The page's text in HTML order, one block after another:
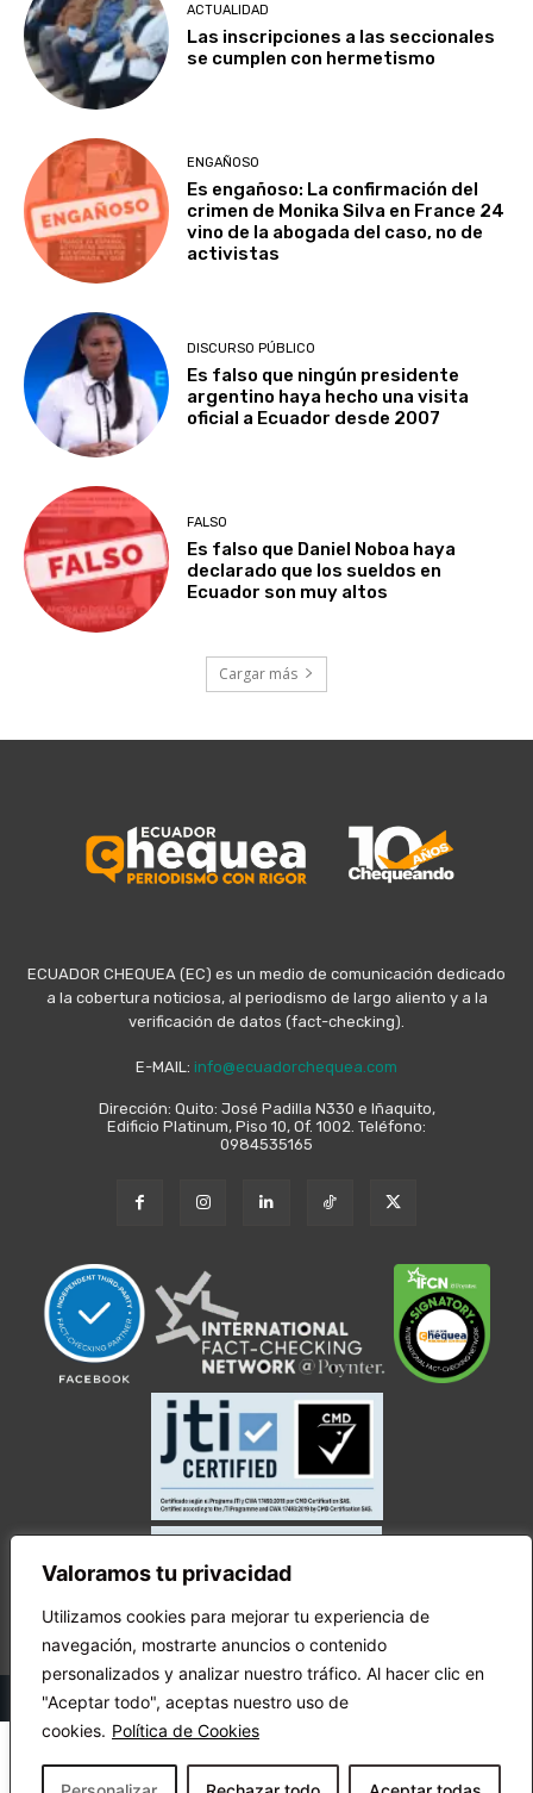
Valoramos tu privacidad
Utilizamos cookies para mejorar tu experiencia de
navegación, mostrarte anuncios o contenido
personalizados y analizar nuestro tráfico. Al hacer clic en
"Aceptar todo", aceptas nuestro uso de
cookies. Política de Cookies
ACTUALIDAD
Las inscripciones a las seccionales
se cumplen con hermetismo
ENGAÑOSO
Es engañoso: La confirmación del
crimen de Monika Silva en France 24
vino de la abogada del caso, no de
activistas
DISCURSO PÚBLICO
Es falso que ningún presidente
argentino haya hecho una visita
oficial a Ecuador desde 2007
FALSO
Es falso que Daniel Noboa haya
declarado que los sueldos en
Ecuador son muy altos
Cargar más
ECUADOR CHEQUEA (EC) es un medio de comunicación dedicado
a la cobertura noticiosa, al periodismo de largo aliento y a la
verificación de datos (fact-checking).
E-MAIL: info@ecuadorchequea.com
Dirección: Quito: José Padilla N330 e Iñaquito,
Edificio Platinum, Piso 10, Of. 1002. Teléfono:
0984535165
© Copyright Ecuador Chequea 2025.